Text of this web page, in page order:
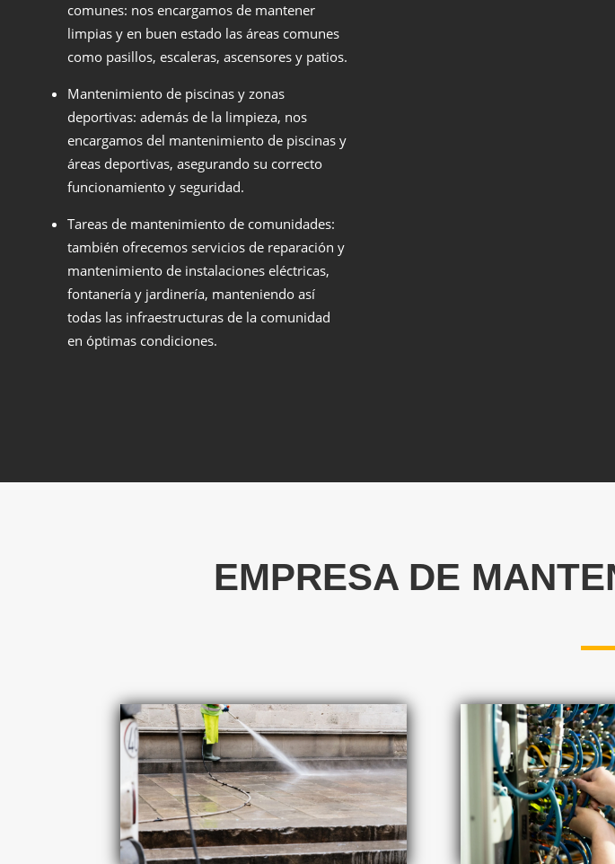
comunes: nos encargamos de mantener
limpias y en buen estado las áreas comunes
como pasillos, escaleras, ascensores y patios.
Mantenimiento de piscinas y zonas
deportivas: además de la limpieza, nos
encargamos del mantenimiento de piscinas y
áreas deportivas, asegurando su correcto
funcionamiento y seguridad.
Tareas de mantenimiento de comunidades:
también ofrecemos servicios de reparación y
mantenimiento de instalaciones eléctricas,
fontanería y jardinería, manteniendo así
todas las infraestructuras de la comunidad
en óptimas condiciones.
EMPRESA DE